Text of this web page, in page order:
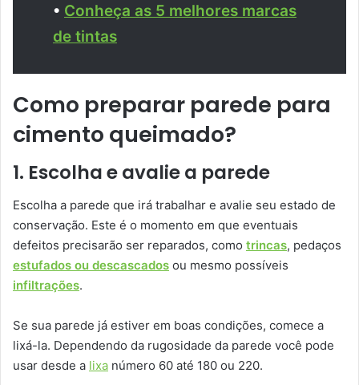
• Conheça as 5 melhores marcas
de tintas
Como preparar parede para
cimento queimado?
1. Escolha e avalie a parede
Escolha a parede que irá trabalhar e avalie seu estado de
conservação. Este é o momento em que eventuais
defeitos precisarão ser reparados, como trincas, pedaços
estufados ou descascados ou mesmo possíveis
infiltrações.
Se sua parede já estiver em boas condições, comece a
lixá-la. Dependendo da rugosidade da parede você pode
usar desde a lixa número 60 até 180 ou 220.